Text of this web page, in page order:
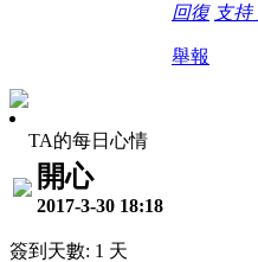
回復 支持
舉報
TA的每日心情
開心
2017-3-30 18:18
簽到天數: 1 天